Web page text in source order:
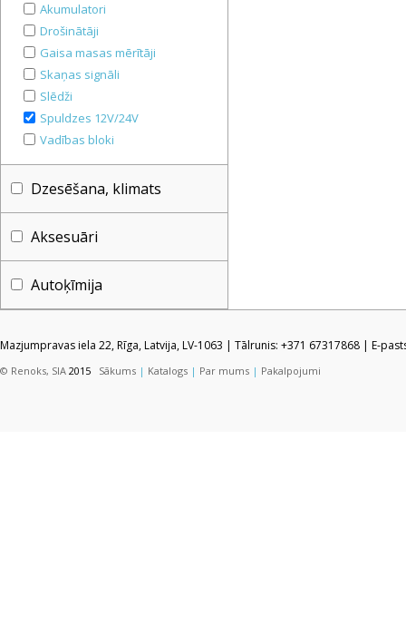
Akumulatori
Drošinātāji
Gaisa masas mērītāji
Skaņas signāli
Slēdži
Spuldzes 12V/24V
Vadības bloki
Dzesēšana, klimats
Aksesuāri
Autoķīmija
Mazjumpravas iela 22, Rīga, Latvija, LV-1063 | Tālrunis: +371 67317868 | E-
© Renoks, SIA 2015 Sākums | Katalogs | Par mums | Pakalpojumi